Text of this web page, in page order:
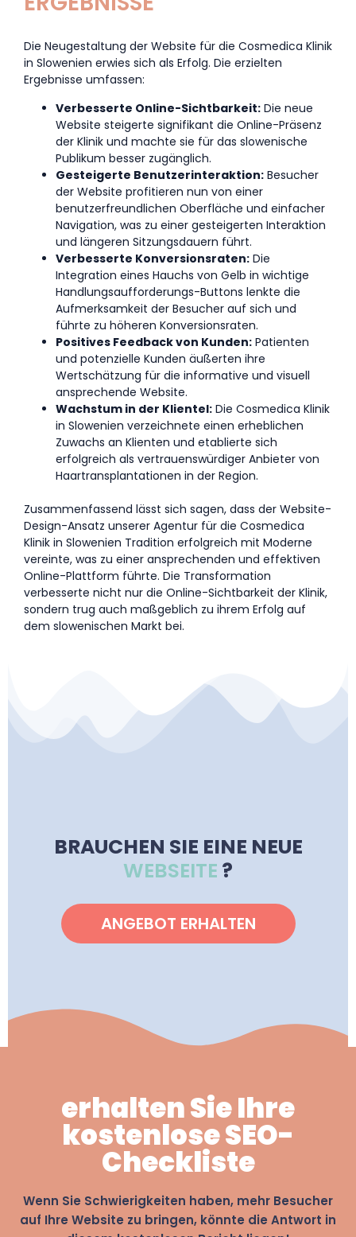
Die Neugestaltung der Website für die Cosmedica Klinik
in Slowenien erwies sich als Erfolg. Die erzielten
Ergebnisse umfassen:
Verbesserte Online-Sichtbarkeit: Die neue
Website steigerte signifikant die Online-Präsenz
der Klinik und machte sie für das slowenische
Publikum besser zugänglich.
Gesteigerte Benutzerinteraktion: Besucher
der Website profitieren nun von einer
benutzerfreundlichen Oberfläche und einfacher
Navigation, was zu einer gesteigerten Interaktion
und längeren Sitzungsdauern führt.
Verbesserte Konversionsraten: Die
Integration eines Hauchs von Gelb in wichtige
Handlungsaufforderungs-Buttons lenkte die
Aufmerksamkeit der Besucher auf sich und
führte zu höheren Konversionsraten.
Positives Feedback von Kunden: Patienten
und potenzielle Kunden äußerten ihre
Wertschätzung für die informative und visuell
ansprechende Website.
Wachstum in der Klientel: Die Cosmedica Klinik
in Slowenien verzeichnete einen erheblichen
Zuwachs an Klienten und etablierte sich
erfolgreich als vertrauenswürdiger Anbieter von
Haartransplantationen in der Region.
Zusammenfassend lässt sich sagen, dass der Website-
Design-Ansatz unserer Agentur für die Cosmedica
Klinik in Slowenien Tradition erfolgreich mit Moderne
vereinte, was zu einer ansprechenden und effektiven
Online-Plattform führte. Die Transformation
verbesserte nicht nur die Online-Sichtbarkeit der Klinik,
sondern trug auch maßgeblich zu ihrem Erfolg auf
dem slowenischen Markt bei.
BRAUCHEN SIE EINE NEUE
WEBSEITE ?
ANGEBOT ERHALTEN
erhalten Sie Ihre
kostenlose SEO-
Checkliste
Wenn Sie Schwierigkeiten haben, mehr Besucher
auf Ihre Website zu bringen, könnte die Antwort in